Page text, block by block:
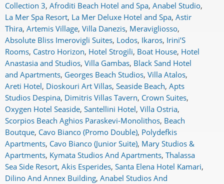
Collection 3, Afroditi Beach Hotel and Spa, Anabel Studio,
La Mer Spa Resort, La Mer Deluxe Hotel and Spa, Astir
Thira, Artemis Village, Villa Danezis, Meravigliosso,
Absolute Bliss Imerovigli Suites, Lodos, Ikaros, Irini’S
Rooms, Castro Horizon, Hotel Strogili, Boat House, Hotel
Anastasia and Studios, Villa Gambas, Black Sand Hotel
and Apartments, Georges Beach Studios, Villa Atalos,
Areti Hotel, Dioskouri Art Villas, Seaside Beach, Apts
Studios Despina, Dimitris Villas Tavern, Crown Suites,
Oxygen Hotel Seaside, Santellini Hotel, Villa Ostria,
Scorpios Beach Aghios Paraskevi-Monolithos, Beach
Boutque, Cavo Bianco (Promo Double), Polydefkis
Apartments, Cavo Bianco (Junior Suite), Mary Studios &
Apartments, Kymata Studios And Apartments, Thalassa
Sea Side Resort, Akis Esperides, Santa Elena Hotel Kamari,
Dilino And Annex Building, Anabel Studios And